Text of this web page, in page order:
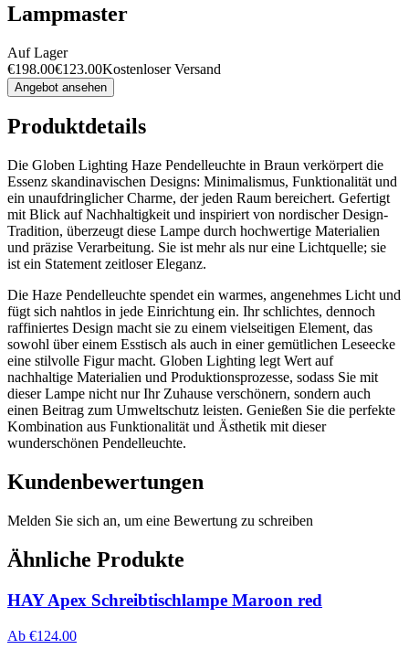
Lampmaster
Auf Lager
€198.00€123.00Kostenloser Versand
Angebot ansehen
Produktdetails
Die Globen Lighting Haze Pendelleuchte in Braun verkörpert die
Essenz skandinavischen Designs: Minimalismus, Funktionalität und
ein unaufdringlicher Charme, der jeden Raum bereichert. Gefertigt
mit Blick auf Nachhaltigkeit und inspiriert von nordischer Design-
Tradition, überzeugt diese Lampe durch hochwertige Materialien
und präzise Verarbeitung. Sie ist mehr als nur eine Lichtquelle; sie
ist ein Statement zeitloser Eleganz.
Die Haze Pendelleuchte spendet ein warmes, angenehmes Licht und
fügt sich nahtlos in jede Einrichtung ein. Ihr schlichtes, dennoch
raffiniertes Design macht sie zu einem vielseitigen Element, das
sowohl über einem Esstisch als auch in einer gemütlichen Leseecke
eine stilvolle Figur macht. Globen Lighting legt Wert auf
nachhaltige Materialien und Produktionsprozesse, sodass Sie mit
dieser Lampe nicht nur Ihr Zuhause verschönern, sondern auch
einen Beitrag zum Umweltschutz leisten. Genießen Sie die perfekte
Kombination aus Funktionalität und Ästhetik mit dieser
wunderschönen Pendelleuchte.
Kundenbewertungen
Melden Sie sich an, um eine Bewertung zu schreiben
Ähnliche Produkte
HAY Apex Schreibtischlampe Maroon red
Ab €124.00